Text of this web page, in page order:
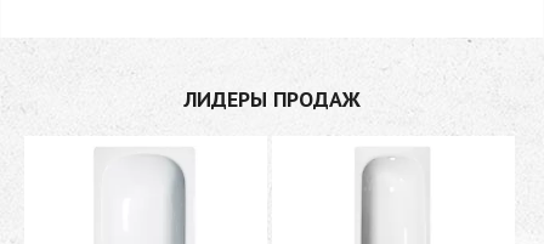
ЛИДЕРЫ ПРОДАЖ